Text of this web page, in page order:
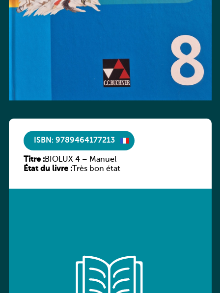
ISBN: 9789464177213
Titre :BIOLUX 4 – Manuel
État du livre :Très bon état